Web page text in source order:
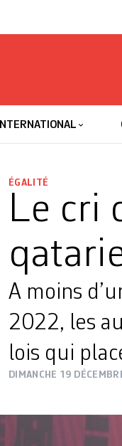
INTERNATIONAL
ÉGALITÉ
Le cri
A moins
2022, les
lois qui
DIMANCHE 19